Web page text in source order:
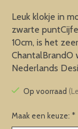
Leuk klokje in
zwarte
10cm, is het
ChantalBrandO
Nederlands
Op voorraad
Maak een keuze: *